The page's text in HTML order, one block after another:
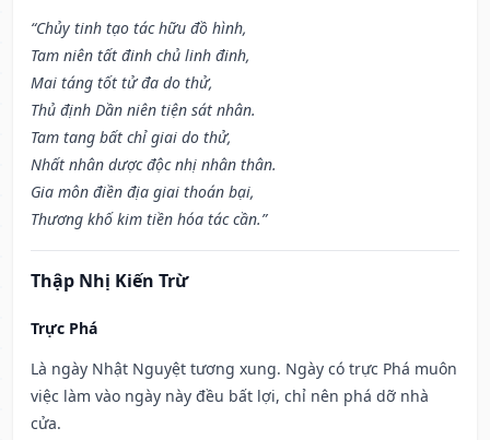
“Chủy tinh tạo tác hữu đồ hình,
Tam niên tất đinh chủ linh đinh,
Mai táng tốt tử đa do thử,
Thủ định Dần niên tiện sát nhân.
Tam tang bất chỉ giai do thử,
Nhất nhân dược độc nhị nhân thân.
Gia môn điền địa giai thoán bại,
Thương khố kim tiền hóa tác cần.”
Thập Nhị Kiến Trừ
Trực Phá
Là ngày Nhật Nguyệt tương xung. Ngày có trực Phá muôn
việc làm vào ngày này đều bất lợi, chỉ nên phá dỡ nhà
cửa.